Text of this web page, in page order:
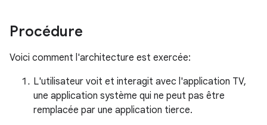
Procédure
Voici comment l'architecture est exercée:
L'utilisateur voit et interagit avec l'application TV,
une application système qui ne peut pas être
remplacée par une application tierce.